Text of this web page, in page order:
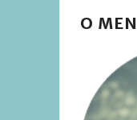
O